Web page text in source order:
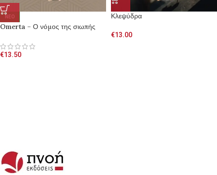
NEO
Omerta – Ο νόμος της σιωπής
€13.50
Κλεψύδρα
€13.00